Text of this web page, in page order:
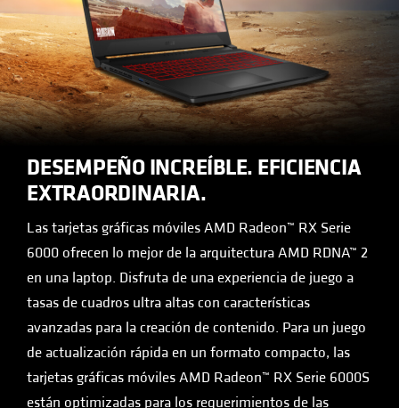
DESEMPEÑO INCREÍBLE. EFICIENCIA
EXTRAORDINARIA.
Las tarjetas gráficas móviles AMD Radeon™ RX Serie
6000 ofrecen lo mejor de la arquitectura AMD RDNA™ 2
en una laptop. Disfruta de una experiencia de juego a
tasas de cuadros ultra altas con características
avanzadas para la creación de contenido. Para un juego
de actualización rápida en un formato compacto, las
tarjetas gráficas móviles AMD Radeon™ RX Serie 6000S
están optimizadas para los requerimientos de las